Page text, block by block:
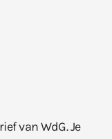
van WdG. Je